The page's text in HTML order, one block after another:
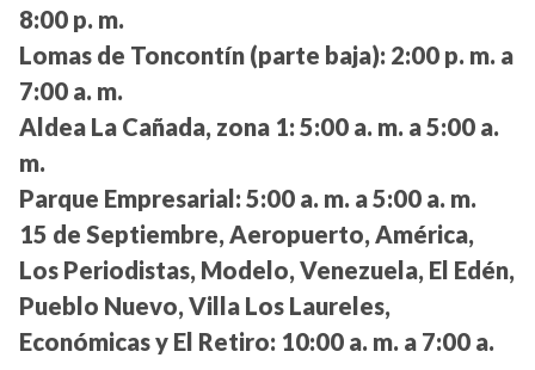
8:00 p. m.
Lomas de Toncontín (parte baja): 2:00 p. m. a
7:00 a. m.
Aldea La Cañada, zona 1: 5:00 a. m. a 5:00 a.
m.
Parque Empresarial: 5:00 a. m. a 5:00 a. m.
15 de Septiembre, Aeropuerto, América,
Los Periodistas, Modelo, Venezuela, El Edén,
Pueblo Nuevo, Villa Los Laureles,
Económicas y El Retiro: 10:00 a. m. a 7:00 a.